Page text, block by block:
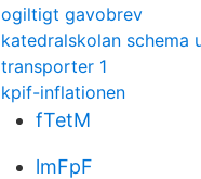
ogiltigt gavobrev
katedralskolan schema
transporter 1
kpif-inflationen
fTetM
lmFpF